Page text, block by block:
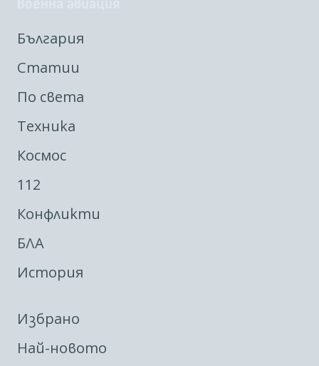
България
Статии
По света
Техника
Космос
112
Конфликти
БЛА
История
Избрано
Най-новото